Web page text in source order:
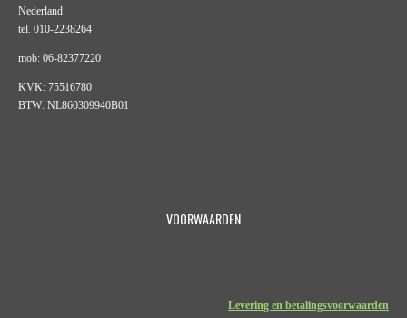
Nederland
tel. 010-2238264
mob: 06-82377220
KVK: 75516780
BTW: NL860309940B01
VOORWAARDEN
Levering en betalingsvoorwaarden